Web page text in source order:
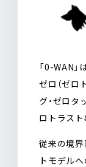
「0-WAN
ゼロ（ゼロ
グ・ゼロタ
ロトラスト
従来の境
トモデル